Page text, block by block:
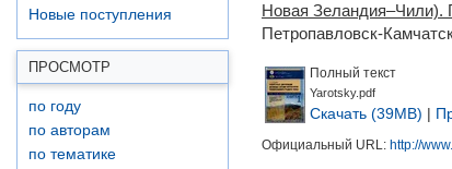
Новые поступления
ПРОСМОТР
по году
по авторам
по тематике
Новая Зеландия–Чили).
Петропавловск-
Полный текст
Yarotsky.pdf
Скачать (39MB) |
Официальный URL: http://